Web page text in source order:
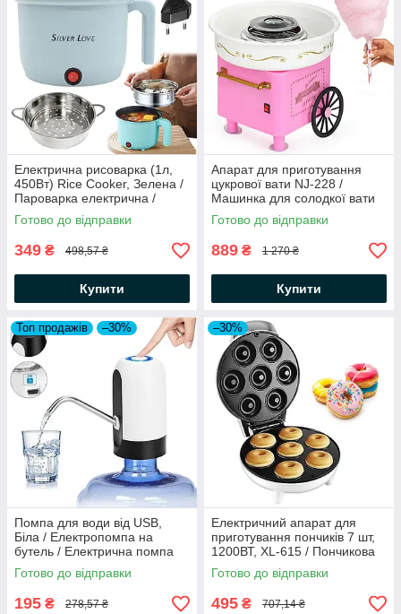
Електрична рисоварка (1л,
450Вт) Rice Cooker, Зелена /
Пароварка електрична /
Рисоварка антипригарна
Готово до відправки
349 ₴ 498,57 ₴
Купити
Апарат для приготування
цукрової вати NJ-228 /
Машинка для солодкої вати
Готово до відправки
889 ₴ 1 270 ₴
Купити
Топ продажів –30%
Помпа для води від USB,
Біла / Електропомпа на
бутель / Електрична помпа
для бутильованої води
Готово до відправки
195 ₴ 278,57 ₴
–30%
Електричний апарат для
приготування пончиків 7 шт,
1200ВТ, XL-615 / Пончикова
машина / Машина для
пончиков
Готово до відправки
495 ₴ 707,14 ₴